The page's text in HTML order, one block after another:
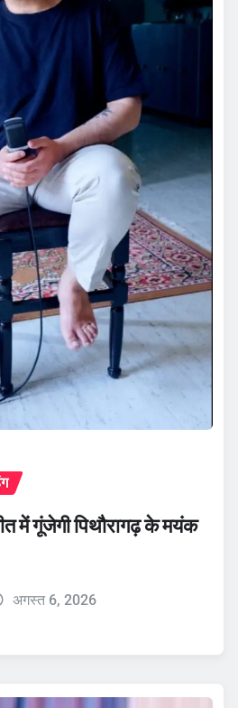
में गूंजेगी पिथौरागढ़ के मयंक
अगस्त 6, 2026